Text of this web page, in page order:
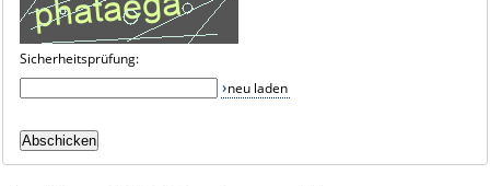
Sicherheitsprüfung:
neu laden